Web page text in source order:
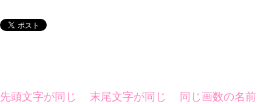
先頭文字が同じ
末尾文字が同じ
同じ画数の名前